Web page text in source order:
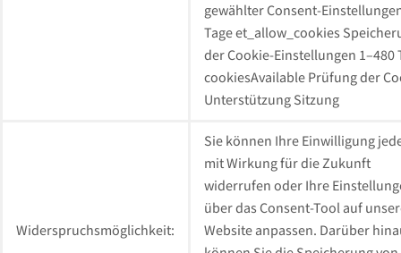
gewählter Consent-
Tage et_allow_cookies
der Cookie-Einstellungen 1–480
cookiesAvailable Prüfung der
Unterstützung Sitzung
Widerspruchsmöglichkeit:
Sie können Ihre Einwilligung
mit Wirkung für die Zukunft
widerrufen oder Ihre
über das Consent-Tool auf
Website anpassen. Darüber